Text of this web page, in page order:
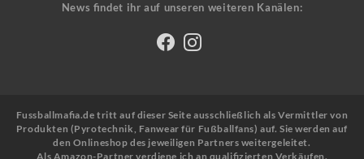
News findet ihr auf unseren weiteren Kanälen:
Fussballmafia.de tritt auf dieser Seite ausschließlich als Vermittler von
Produkten (Pyrotechnik, Fanwear für Fußballfans) auf. Sie werden auf
den Onlineshop des jeweiligen Partners weitergeleitet.
Als Amazon-Partner verdiene ich an qualifizierten Verkäufen.